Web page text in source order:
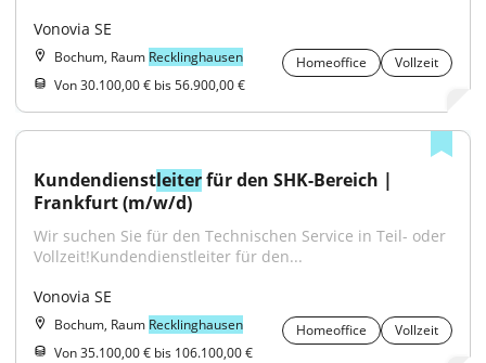
Vonovia SE
Bochum, Raum Recklinghausen Homeoffice
Vollzeit
Von 30.100,00 € bis 56.900,00 €
Kundendienstleiter für den SHK-Bereich |
Frankfurt (m/w/d)
Wir suchen Sie für den Technischen Service in Teil- oder
Vollzeit!Kundendienstleiter für den...
Vonovia SE
Bochum, Raum Recklinghausen Homeoffice
Vollzeit
Von 35.100,00 € bis 106.100,00 €